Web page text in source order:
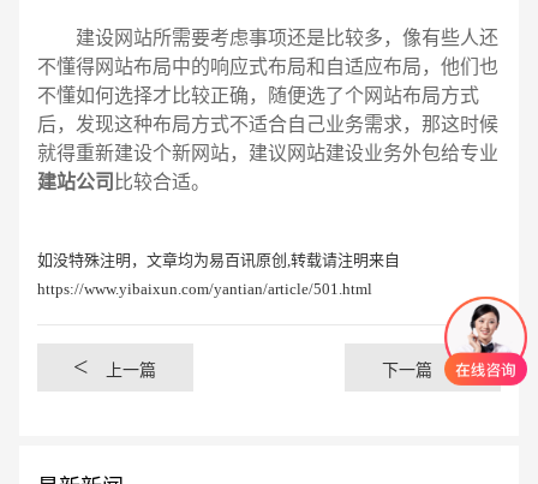
建设网站所需要考虑事项还是比较多，像有些人还
不懂得网站布局中的响应式布局和自适应布局，他们也
不懂如何选择才比较正确，随便选了个网站布局方式
后，发现这种布局方式不适合自己业务需求，那这时候
就得重新建设个新网站，建议网站建设业务外包给专业
建站公司 比较合适。
如没特殊注明，文章均为易百讯原创,转载请注明来自
https://www.yibaixun.com/yantian/article/501.html
< 上一篇 下一篇 >